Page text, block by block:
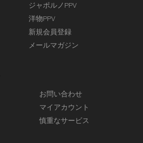
ジャポルノPPV
洋物PPV
新規会員登録
メールマガジン
お問い合わせ
マイアカウント
慎重なサービス